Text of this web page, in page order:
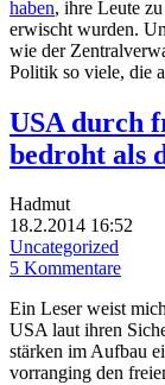
haben, ihre Leute
erwischt wurden.
wie der
Politik so viele, die
USA durch
bedroht als
Hadmut
18.2.2014 16:52
Uncategorized
5 Kommentare
Ein Leser weist
USA laut ihren
stärken im Aufbau
vorranging den